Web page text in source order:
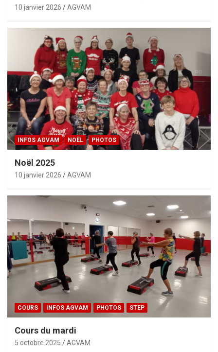
10 janvier 2026 AGVAM
INFOS AGVAM NOËL PHOTOS
Noël 2025
10 janvier 2026 AGVAM
COURS INFOS AGVAM PHOTOS STEP
Cours du mardi
5 octobre 2025 AGVAM